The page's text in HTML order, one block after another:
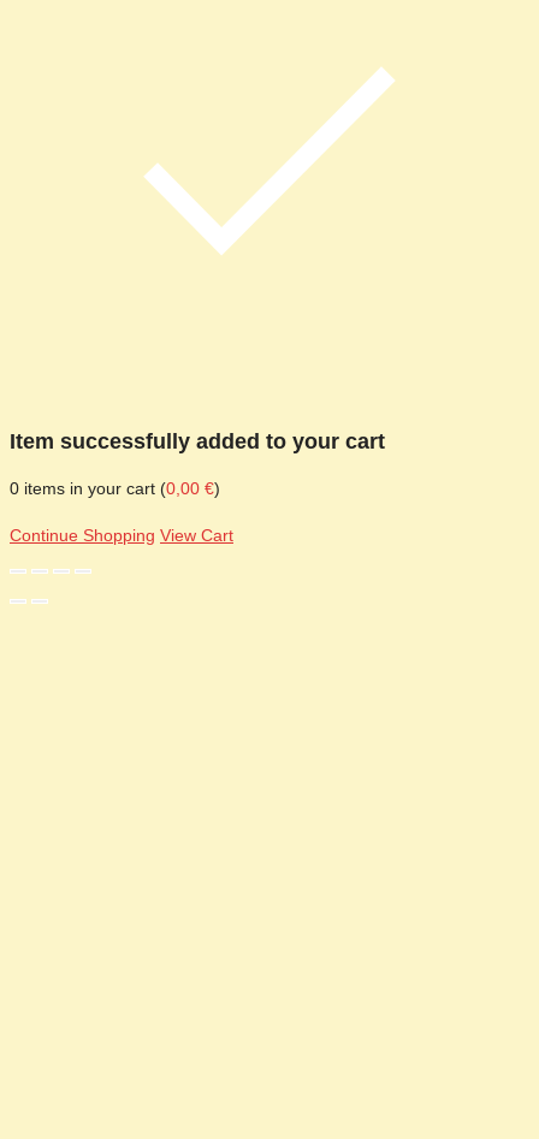
Item successfully added to your cart
0 items in your cart (0,00 €)
Continue Shopping View Cart